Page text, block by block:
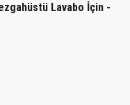
Lavabo İçin -